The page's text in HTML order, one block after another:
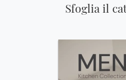
Sfoglia il